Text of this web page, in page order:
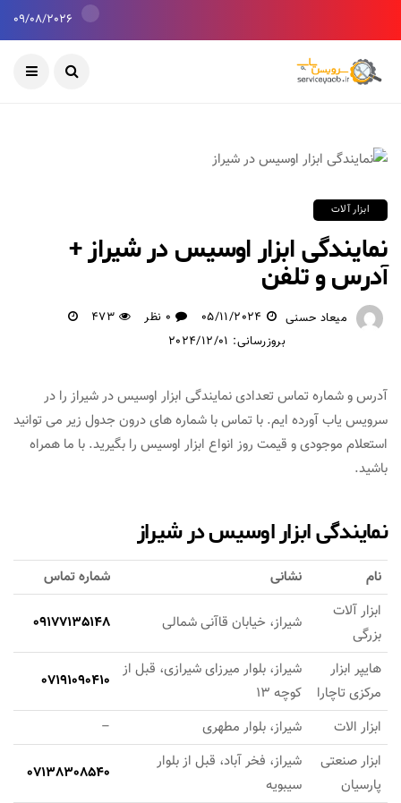
09/08/2026
ابزار آلات
نمایندگی ابزار اوسیس در شیراز +
آدرس و تلفن
میعاد حسنی 05/11/2024 0 نظر
473
بروزرسانی: 2024/12/01
آدرس و شماره تماس تعدادی نمایندگی ابزار اوسیس در شیراز را در
سرویس یاب آورده ایم. با تماس با شماره های درون جدول زیر می توانید
استعلام موجودی و قیمت روز انواع ابزار اوسیس را بگیرید. با ما همراه
باشید.
نمایندگی ابزار اوسیس در شیراز
نام نشانی
شماره تماس
ابزار آلات
بزرگی
شیراز، خیابان قاآنی شمالی 09177135148
های‍‍‍‍‍‍پر ابزار
مرکزی تاچارا
شیراز، بلوار میرزای شیرازی، قبل از
کوچه 13
07191090410
ابزار الات شیراز، بلوار مطهری
–
ابزار صنعتی
پارسیان
شیراز، فخر آباد، قبل از بلوار
سیبویه
07138308540